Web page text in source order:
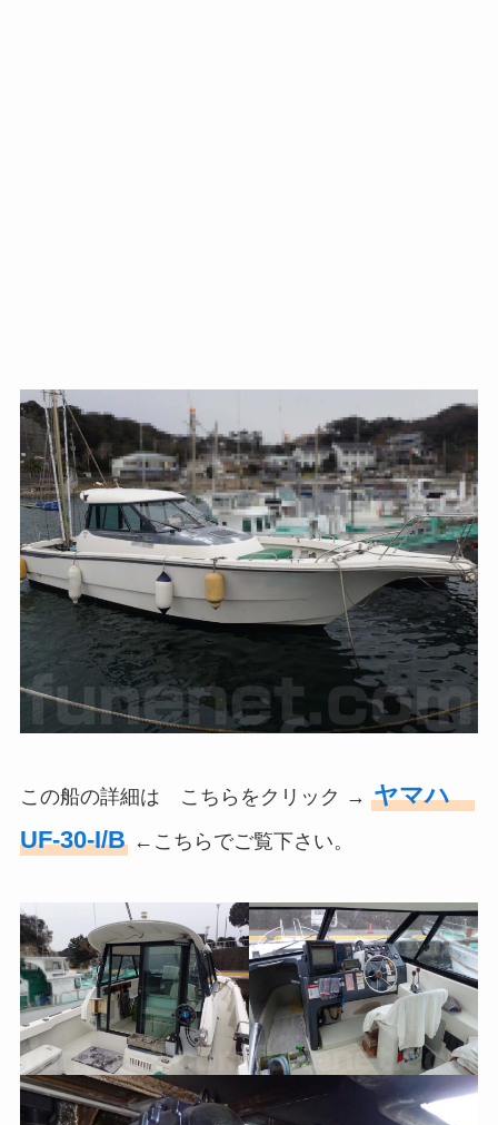
この船の詳細は こちらをクリック → ヤマハ
UF-30-I/B←こちらでご覧下さい。